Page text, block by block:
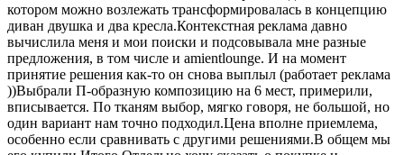
котором можно возлежать трансформировалась в концепцию
диван двушка и два кресла.Контекстная реклама давно
вычислила меня и мои поиски и подсовывала мне разные
предложения, в том числе и amientlounge. И на момент
принятие решения как-то он снова выплыл (работает реклама
))Выбрали П-образную композицию на 6 мест, примерили,
вписывается. По тканям выбор, мягко говоря, не большой, но
один вариант нам точно подходил.Цена вполне приемлема,
особенно если сравнивать с другими решениями.В общем мы